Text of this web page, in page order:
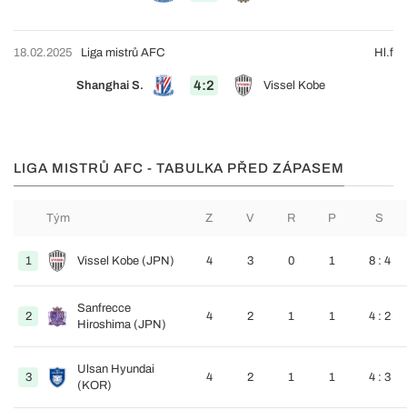
18.02.2025
Shanghai S. 4:2 Vissel Kobe
Liga mistrů AFC Hl.f
LIGA MISTRŮ AFC - TABULKA PŘED ZÁPASEM
Tým Z V R P S
1 Vissel Kobe (JPN) 4 3 0 1 8 : 4
2
Sanfrecce
Hiroshima (JPN)
4 2 1 1 4 : 2
3
Ulsan Hyundai
(KOR)
4 2 1 1 4 : 3